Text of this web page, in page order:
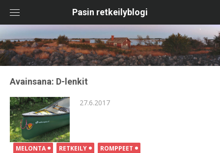
content
Pasin retkeilyblogi
Avainsana: D-lenkit
Posted
27.6.2017
MELONTA RETKEILY ROMPPEET